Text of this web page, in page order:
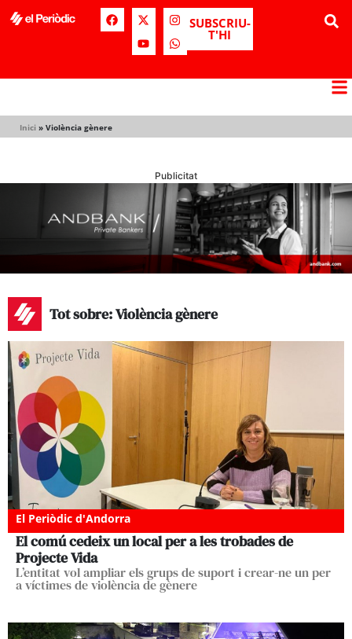
SUBSCRIU-
T'HI
Inici » Violència gènere
Publicitat
Tot sobre: Violència gènere
El Periòdic d'Andorra
El comú cedeix un local per a les trobades de
Projecte Vida
L’entitat vol ampliar els grups de suport i crear-ne un per
a víctimes de violència de gènere